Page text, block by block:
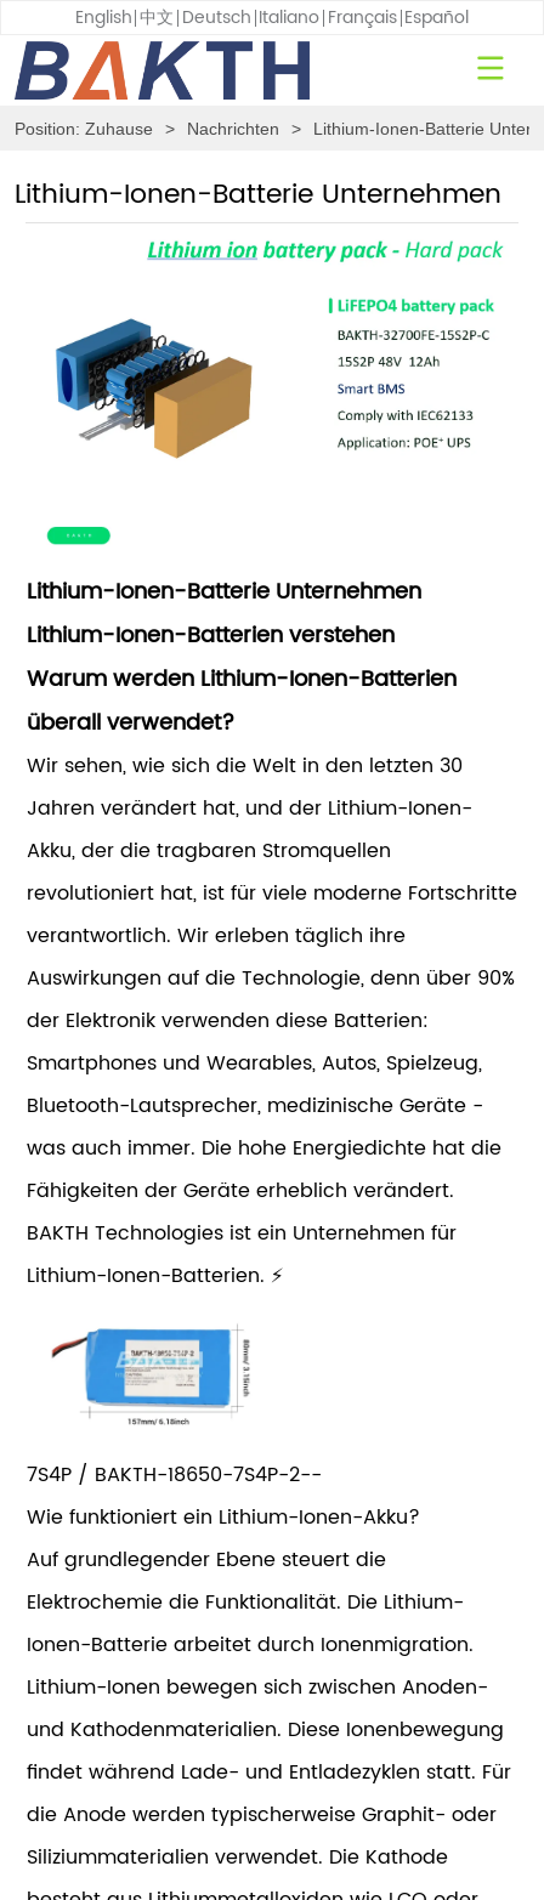
English 中文 Deutsch Italiano Français Español
Position: Zuhause > Nachrichten > Lithium-Ionen-Batterie
Lithium-Ionen-Batterie Unternehmen
Lithium-Ionen-Batterie Unternehmen
Lithium-Ionen-Batterien verstehen
Warum werden Lithium-Ionen-Batterien
überall verwendet?
Wir sehen, wie sich die Welt in den letzten 30
Jahren verändert hat, und der Lithium-Ionen-
Akku, der die tragbaren Stromquellen
revolutioniert hat, ist für viele moderne Fortschritte
verantwortlich. Wir erleben täglich ihre
Auswirkungen auf die Technologie, denn über 90%
der Elektronik verwenden diese Batterien:
Smartphones und Wearables, Autos, Spielzeug,
Bluetooth-Lautsprecher, medizinische Geräte -
was auch immer. Die hohe Energiedichte hat die
Fähigkeiten der Geräte erheblich verändert.
BAKTH Technologies ist ein Unternehmen für
Lithium-Ionen-Batterien. ⚡
7S4P / BAKTH-18650-7S4P-2--
Wie funktioniert ein Lithium-Ionen-Akku?
Auf grundlegender Ebene steuert die
Elektrochemie die Funktionalität. Die Lithium-
Ionen-Batterie arbeitet durch Ionenmigration.
Lithium-Ionen bewegen sich zwischen Anoden-
und Kathodenmaterialien. Diese Ionenbewegung
findet während Lade- und Entladezyklen statt. Für
die Anode werden typischerweise Graphit- oder
Siliziummaterialien verwendet. Die Kathode